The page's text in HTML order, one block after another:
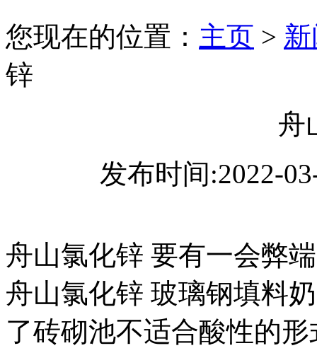
您现在的位置： 主页 >
锌
舟
发布时间:2022-
舟山氯化锌 要有一会弊端
舟山氯化锌 玻璃钢填料
了砖砌池不适合酸性的